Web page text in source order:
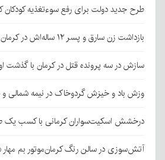
طرح جدید دولت برای رفع سوءتغذیه کودکان
بازداشت زن سارق و پسر ۱۲ ساله‌اش در کرمان
سازش در سه پرونده قتل در کرمان با گذشت
وزش باد و خیزش گردوخاک در نیمه شمالی
درخشش اسکیت‌سواران کرمانی با کسب یک
آتش‌سوزی در سالن رنگ کرمان‌موتور بم